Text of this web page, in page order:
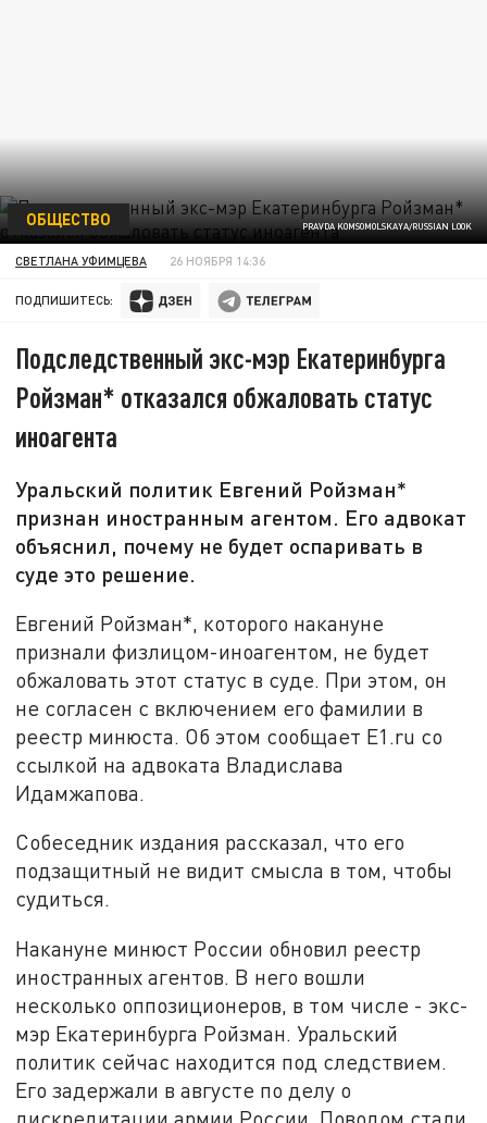
PRAVDA KOMSOMOLSKAYA/RUSSIAN LOOK
ОБЩЕСТВО
СВЕТЛАНА УФИМЦЕВА 26 НОЯБРЯ 14:36
ПОДПИШИТЕСЬ:
Подследственный экс-мэр Екатеринбурга
Ройзман* отказался обжаловать статус
иноагента
Уральский политик Евгений Ройзман*
признан иностранным агентом. Его адвокат
объяснил, почему не будет оспаривать в
суде это решение.
Евгений Ройзман*, которого накануне
признали физлицом-иноагентом, не будет
обжаловать этот статус в суде. При этом, он
не согласен с включением его фамилии в
реестр минюста. Об этом сообщает E1.ru со
ссылкой на адвоката Владислава
Идамжапова.
Собеседник издания рассказал, что его
подзащитный не видит смысла в том, чтобы
судиться.
Накануне минюст России обновил реестр
иностранных агентов. В него вошли
несколько оппозиционеров, в том числе - экс-
мэр Екатеринбурга Ройзман. Уральский
политик сейчас находится под следствием.
Его задержали в августе по делу о